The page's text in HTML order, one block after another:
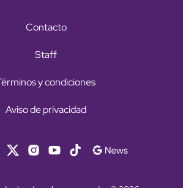
Contacto
Staff
y condiciones
Aviso de privacidad